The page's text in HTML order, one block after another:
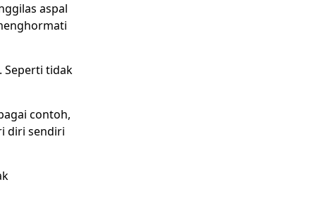
aspal
Seperti tidak
contoh,
diri sendiri